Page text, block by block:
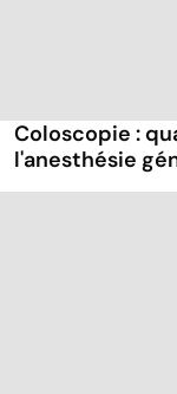
Coloscopie :
l'anesthésie